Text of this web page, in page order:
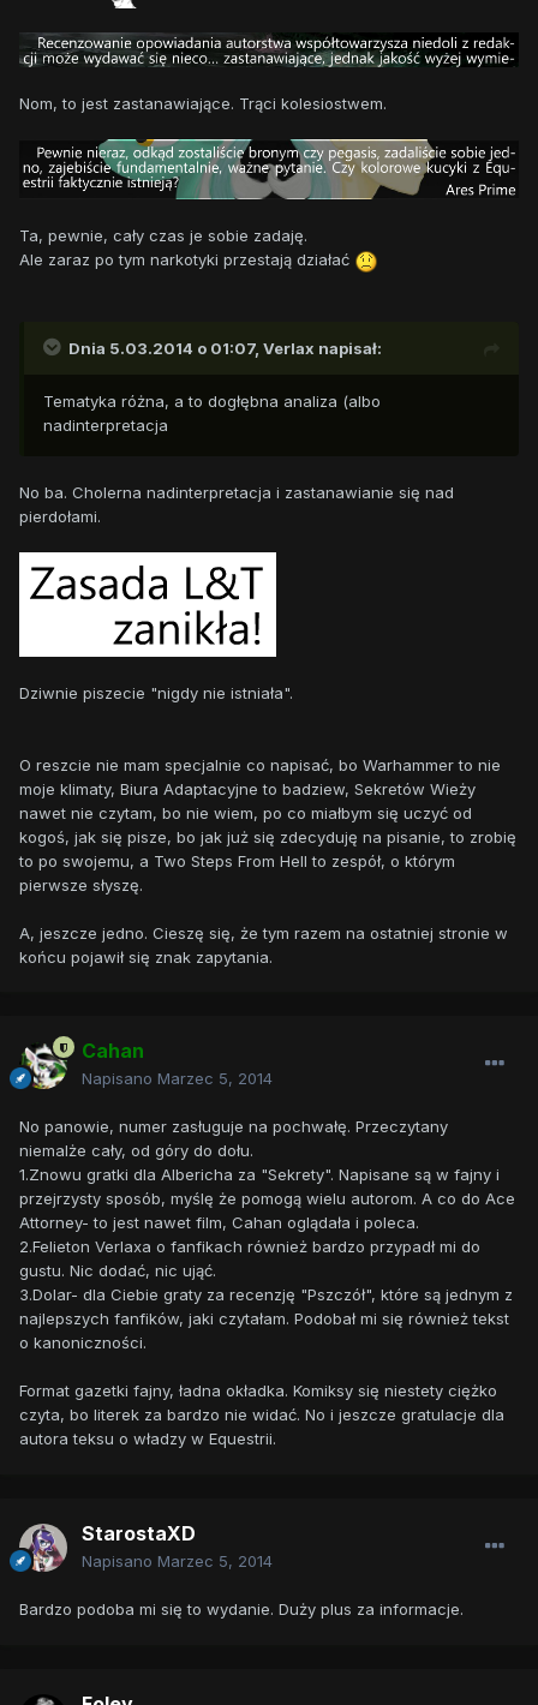
Nom, to jest zastanawiające. Trąci kolesiostwem.
Ta, pewnie, cały czas je sobie zadaję.
Ale zaraz po tym narkotyki przestają działać
Dnia 5.03.2014 o 01:07, Verlax napisał:
Tematyka różna, a to dogłębna analiza (albo
nadinterpretacja
No ba. Cholerna nadinterpretacja i zastanawianie się nad
pierdołami.
Dziwnie piszecie "nigdy nie istniała".
O reszcie nie mam specjalnie co napisać, bo Warhammer to nie
moje klimaty, Biura Adaptacyjne to badziew, Sekretów Wieży
nawet nie czytam, bo nie wiem, po co miałbym się uczyć od
kogoś, jak się pisze, bo jak już się zdecyduję na pisanie, to zrobię
to po swojemu, a Two Steps From Hell to zespół, o którym
pierwsze słyszę.
A, jeszcze jedno. Cieszę się, że tym razem na ostatniej stronie w
końcu pojawił się znak zapytania.
Cahan
Napisano Marzec 5, 2014
No panowie, numer zasługuje na pochwałę. Przeczytany
niemalże cały, od góry do dołu.
1.Znowu gratki dla Albericha za "Sekrety". Napisane są w fajny i
przejrzysty sposób, myślę że pomogą wielu autorom. A co do Ace
Attorney- to jest nawet film, Cahan oglądała i poleca.
2.Felieton Verlaxa o fanfikach również bardzo przypadł mi do
gustu. Nic dodać, nic ująć.
3.Dolar- dla Ciebie graty za recenzję "Pszczół", które są jednym z
najlepszych fanfików, jaki czytałam. Podobał mi się również tekst
o kanoniczności.
Format gazetki fajny, ładna okładka. Komiksy się niestety ciężko
czyta, bo literek za bardzo nie widać. No i jeszcze gratulacje dla
autora teksu o władzy w Equestrii.
StarostaXD
Napisano Marzec 5, 2014
Bardzo podoba mi się to wydanie. Duży plus za informacje.